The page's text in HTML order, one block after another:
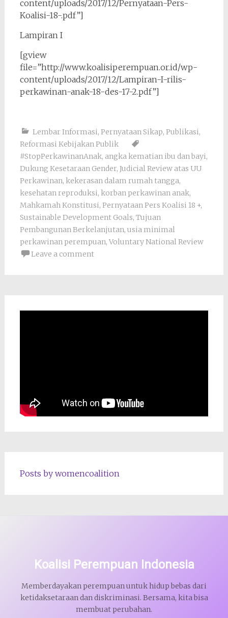
content/uploads/2017/12/Pernyataan-Pers-
Koalisi-18-.pdf”]
Lampiran I
[gview
file=”http://www.koalisiperempuan.or.id/wp-
content/uploads/2017/12/Lampiran-I-rilis-
perkawinan-anak-18-des-17-2.pdf”]
Lembar Informasi, Pernyataan Sikap, Publikasi,
Reformasi Kebijakan Publik
#StopPerkawinanAnak, angka kematian ibu dan bayi,
Dukung Kesetaraan Gender, Judicial Review atas UU
Perkawinan, kekerasan dalam rumah tangga,
kesehatan reproduksi, korban perkawinan anak,
Mahkamah Konstitusi, Pernyataan Pers Koalisi 18 +,
Sustainable Development Goals, Tujuan
Pembangunan Berkelanjutan, usia minimal
perkawinan perempuan, Voluntary National Review
Leave a comment
Posts by womencoalition
Koalisi Perempuan Indonesia
Memberdayakan perempuan untuk hidup bebas dari
ketidaksetaraan dan diskriminasi. Bersama, kita bisa
membuat perubahan.